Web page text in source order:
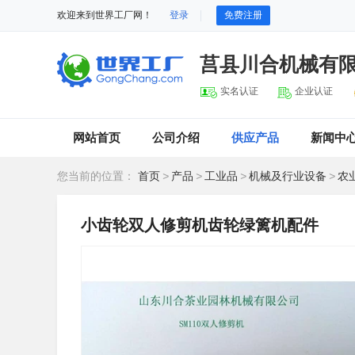
欢迎来到世界工厂网！ 登录 免费注册
莒县川合机械有
实名认证 企业认证
网站首页 公司介绍 供应产品 新闻中
您当前的位置： 首页 > 产品 > 工业品 >机械及行业设备 > 农
小齿轮双人修剪机齿轮绿篱机配件